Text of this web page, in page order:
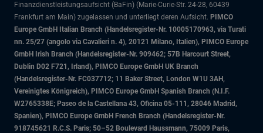
Finanzdienstleistungsaufsicht (BaFin) (Marie-Curie-Str. 24-28, 60439
Frankfurt am Main) zugelassen und unterliegt deren Aufsicht. PIMCO
Europe GmbH Italian Branch (Handelsregister-Nr. 10005170963, via Turati
nn. 25/27 (angolo via Cavalieri n. 4), 20121 Milano, Italien), PIMCO Europe
GmbH Irish Branch (Handelsregister-Nr. 909462; 57B Harcourt Street,
Dublin D02 F721, Irland), PIMCO Europe GmbH UK Branch
(Handelsregister-Nr. FC037712; 11 Baker Street, London W1U 3AH,
Vereinigtes Königreich), PIMCO Europe GmbH Spanish Branch (N.I.F.
W2765338E; Paseo de la Castellana 43, Oficina 05-111, 28046 Madrid,
Spanien), PIMCO Europe GmbH French Branch (Handelsregister-Nr.
918745621 R.C.S. Paris; 50–52 Boulevard Haussmann, 75009 Paris,